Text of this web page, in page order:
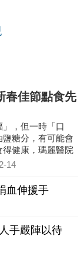
春佳節點食先
，但一時「口
糖分，有可能會
健康，瑪麗醫院
康營新春》指南
火鍋配料。營養
好意頭」新春食
14
血伸援手
手嚴陣以待